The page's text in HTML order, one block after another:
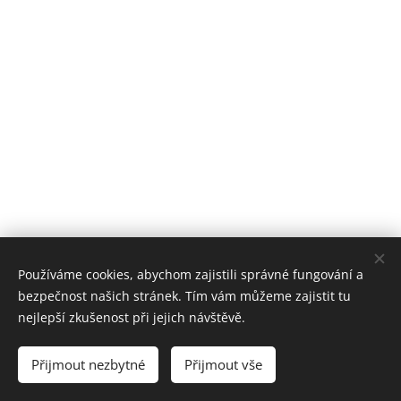
© Spolek JANOVIČKY
Vytvořeno službou Webnode
Používáme cookies, abychom zajistili správné fungování a
bezpečnost našich stránek. Tím vám můžeme zajistit tu
nejlepší zkušenost při jejich návštěvě.
Přijmout nezbytné Přijmout vše